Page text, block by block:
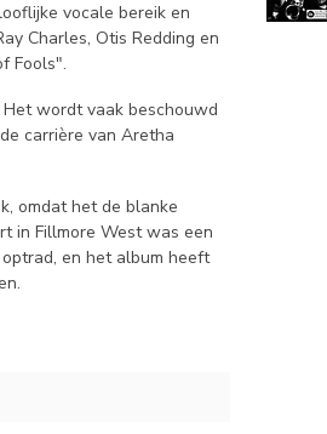
vocale bereik en
Charles, Otis Redding en
Fools".
wordt vaak beschouwd
carrière van Aretha
omdat het de blanke
in Fillmore West was een
en het album heeft